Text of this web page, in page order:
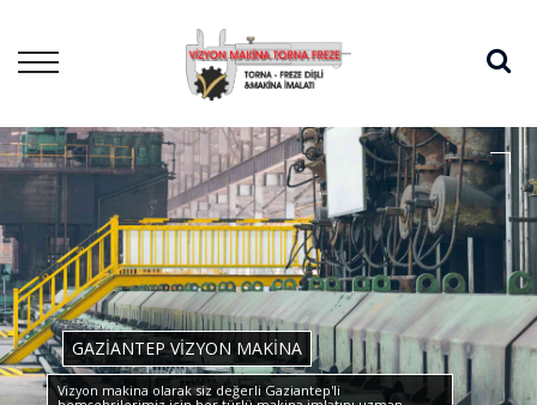
GAZIANTEP VIZYON MAKINA
Vizyon makina olarak siz değerli Gaziantep'li